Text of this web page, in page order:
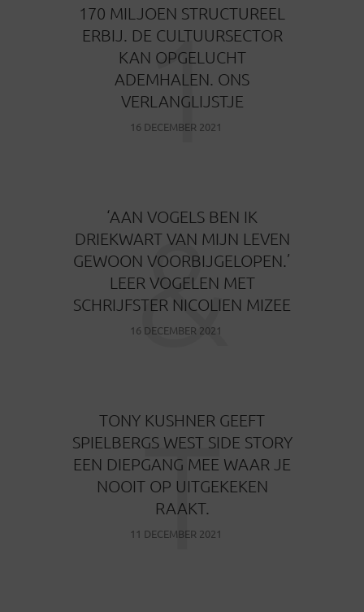
170 MILJOEN STRUCTUREEL
ERBIJ. DE CULTUURSECTOR
KAN OPGELUCHT
ADEMHALEN. ONS
VERLANGLIJSTJE
16 DECEMBER 2021
1
‘AAN VOGELS BEN IK
DRIEKWART VAN MIJN LEVEN
GEWOON VOORBIJGELOPEN.’
LEER VOGELEN MET
SCHRIJFSTER NICOLIEN MIZEE
16 DECEMBER 2021
&
TONY KUSHNER GEEFT
SPIELBERGS WEST SIDE STORY
EEN DIEPGANG MEE WAAR JE
NOOIT OP UITGEKEKEN
RAAKT.
11 DECEMBER 2021
T